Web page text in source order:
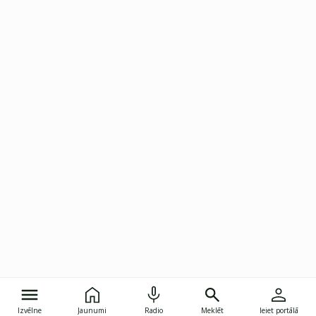
Izvēlne Jaunumi Radio Meklēt Ieiet portālā